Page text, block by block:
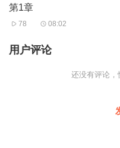
第1章
78 08:02
用户评论
还没有评论，